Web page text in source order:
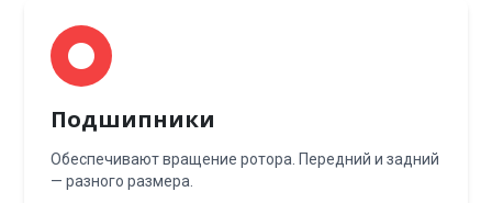
Подшипники
Обеспечивают вращение ротора. Передний и задний
— разного размера.